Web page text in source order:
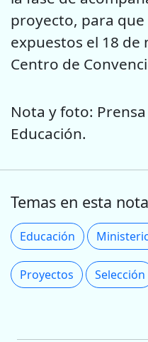
proyecto, para
expuestos el 18 de
Centro de
Nota y foto:
Educación.
Temas en esta
Educación
Proyectos Selección